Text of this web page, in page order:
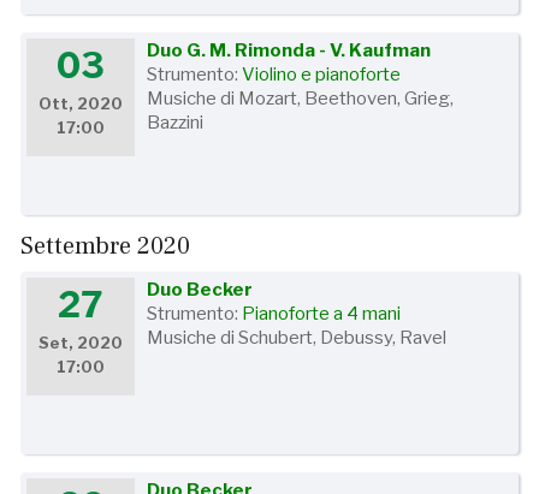
03
Ott, 2020
17:00
Duo G. M. Rimonda - V. Kaufman
Strumento:Violino e pianoforte
Musiche di Mozart, Beethoven, Grieg,
Bazzini
Settembre 2020
27
Set, 2020
17:00
Duo Becker
Strumento: Pianoforte a 4 mani
Musiche di Schubert, Debussy, Ravel